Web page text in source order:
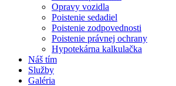
Opravy vozidla
Poistenie sedadiel
Poistenie zodpovednosti
Poistenie právnej ochrany
Hypotekárna kalkulačka
Náš tím
Služby
Galéria